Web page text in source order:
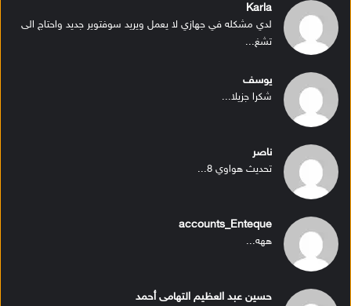
Karla
لدي مشكله في جهازي لا يعمل ويريد سوفتوير جديد واحتاج الى
تشغ...
يوسف
شكرا جزيلا...
ناصر
تحديث هواوي 8...
accounts_Enteque
ههه...
حسين عبد العظيم التهامى أحمد